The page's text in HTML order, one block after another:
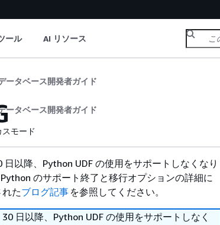
ール AI リソース
ータベース開発者ガイド
ータベース開発者ガイド
モード
以降、Python UDF の使用をサポートしなくなり
のサポート終了と移行オプションの詳細に
たブログ記事 を参照してください。
日以降、Python UDF の使用をサポートしなく